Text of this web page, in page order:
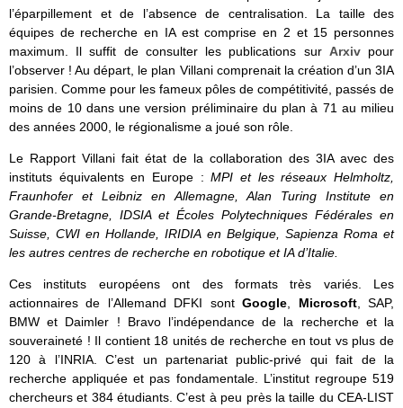
l’éparpillement et de l’absence de centralisation. La taille des
équipes de recherche en IA est comprise en 2 et 15 personnes
maximum. Il suffit de consulter les publications sur Arxivpour
l’observer ! Au départ, le plan Villani comprenait la création d’un 3IA
parisien. Comme pour les fameux pôles de compétitivité, passés de
moins de 10 dans une version préliminaire du plan à 71 au milieu
des années 2000, le régionalisme a joué son rôle.
Le Rapport Villani fait état de la collaboration des 3IA avec des
instituts équivalents en Europe :MPI et les réseaux Helmholtz,
Fraunhofer et Leibniz en Allemagne, Alan Turing Institute en
Grande-Bretagne, IDSIA et Écoles Polytechniques Fédérales en
Suisse, CWI en Hollande, IRIDIA en Belgique, Sapienza Roma et
les autres centres de recherche en robotique et IA d’Italie.
Ces instituts européens ont des formats très variés. Les
actionnaires de l’Allemand DFKI sontGoogle, Microsoft, SAP,
BMW et Daimler ! Bravo l’indépendance de la recherche et la
souveraineté ! Il contient 18 unités de recherche en tout vs plus de
120 à l’INRIA. C’est un partenariat public-privé qui fait de la
recherche appliquée et pas fondamentale. L’institut regroupe 519
chercheurs et 384 étudiants. C’est à peu près la taille du CEA-LIST